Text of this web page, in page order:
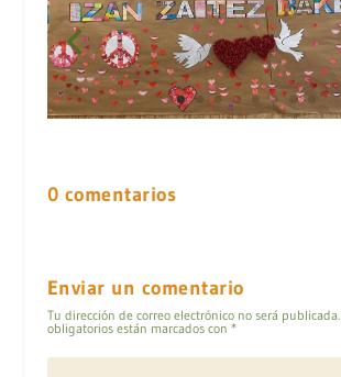
0 comentarios
Enviar un comentario
Tu dirección de correo electrónico no será publicada.
obligatorios están marcados con *